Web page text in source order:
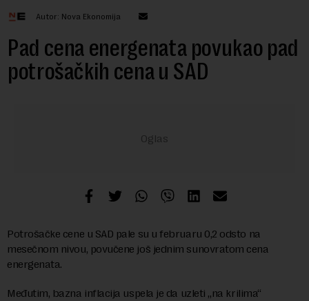
Autor: Nova Ekonomija
Pad cena energenata povukao pad
potrošačkih cena u SAD
Potrošačke cene u SAD pale su u februaru 0,2 odsto na
mesečnom nivou, povučene još jednim sunovratom cena
energenata.
Međutim, bazna inflacija uspela je da uzleti „na krilima“